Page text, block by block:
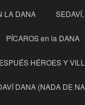
LA DANA
PÍCAROS en la DANA
HÉROES Y
DANA (NADA DE